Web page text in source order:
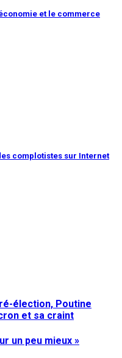
et le commerce
complotistes sur Internet
élection, Poutine
et sa craint
un peu mieux »